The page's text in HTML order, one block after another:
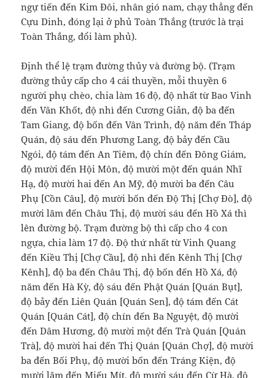
ngự tiến đến Kim Đôi, nhân gió nam, chạy thẳng đến
Cựu Dinh, đóng lại ở phủ Toàn Thắng (trước là trại
Toàn Thắng, đổi làm phủ).
Định thể lệ trạm đường thủy và đường bộ. (Trạm
đường thủy cấp cho 4 cái thuyền, mỗi thuyền 6
người phụ chèo, chia làm 16 độ, độ nhất từ Bao Vinh
đến Vân Khốt, độ nhì đến Cương Giản, độ ba đến
Tam Giang, độ bốn đến Vân Trình, độ năm đến Tháp
Quán, độ sáu đến Phương Lang, độ bảy đến Cầu
Ngói, độ tám đến An Tiêm, độ chín đến Đông Giám,
độ mười đến Hội Môn, độ mười một đến quán Nhĩ
Hạ, độ mười hai đến An Mỹ, độ mười ba đến Câu
Phụ [Cồn Câu], độ mười bốn đến Độ Thị [Chợ Đò], độ
mười lăm đến Châu Thị, độ mười sáu đến Hồ Xá thì
lên đường bộ. Trạm đường bộ thì cấp cho 4 con
ngựa, chia làm 17 độ. Độ thứ nhất từ Vinh Quang
đến Kiều Thị [Chợ Cầu], độ nhì đến Kênh Thị [Chợ
Kênh], độ ba đến Châu Thị, độ bốn đến Hồ Xá, độ
năm đến Hà Kỳ, độ sáu đến Phật Quán [Quán Bụt],
độ bảy đến Liên Quán [Quán Sen], độ tám đến Cát
Quán [Quán Cát], độ chín đến Ba Nguyệt, độ mười
đến Dâm Hương, độ mười một đến Trà Quán [Quán
Trà], độ mười hai đến Thị Quán [Quán Chợ], độ mười
ba đến Bối Phụ, độ mười bốn đến Tráng Kiện, độ
mười lăm đến Miếu Mít, độ mười sáu đến Cừ Hà, độ